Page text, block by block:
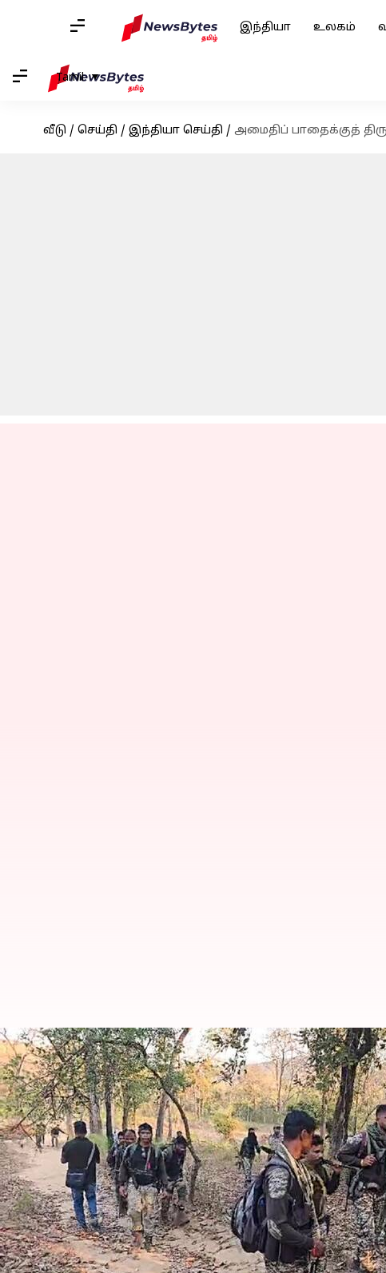
இந்தியா உலகம்
Tamil
வீடு / செய்தி / இந்தியா செய்தி / அமைதிப் பாதைக்குத்
அமைதிப் பாதைக்குத்
எழுதியவர் Sekar Chinnappan Apr 07, 2025 07:54 pm
செய்தி முன்னோட்டம்
நக்சல் எதிர்ப்பு நடவடிக்கைகளில்
மாவட்டத்தில் 26 நக்சல்கள் பாதுகாப்புப்
அவர்களில் மூன்று பேர் தலைக்கு
மாவோயிஸ்ட்சித்தாந்தத்தின் மீதான
உள் முரண்பாடு ஆகியவை சரணடைந்த